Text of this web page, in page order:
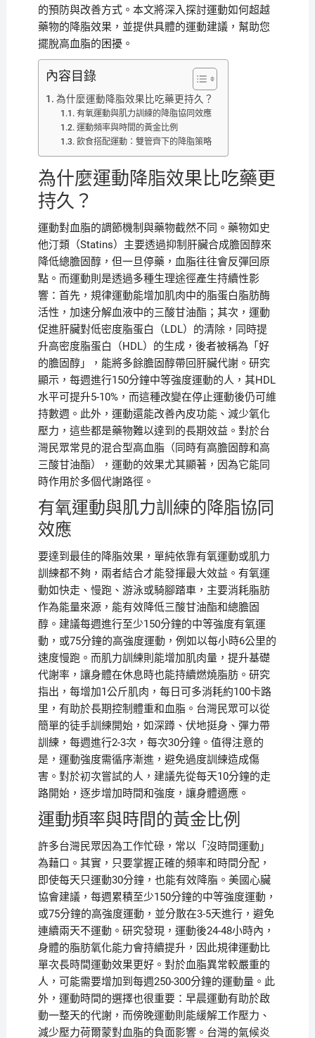
的預防與改善方式。本文將深入探討運動如何超越
藥物的降脂效果，並提供具體的運動建議，幫助您
擺脫高血脂的困擾。
內容目錄
為什麼運動降脂效果比吃藥更持久？
有氧運動與肌力訓練的降脂協同效應
運動頻率與時間的黃金比例
飲食搭配運動：雙管齊下的降脂策略
為什麼運動降脂效果比吃藥更
持久？
運動對血脂的調節機制與藥物截然不同。藥物如史
他汀類（Statins）主要透過抑制肝臟合成膽固醇來
降低總膽固醇，但一旦停藥，血脂往往會反彈回原
點。而運動則是透過多種生理途徑產生持續性影
響：首先，規律運動能增加肌肉中的脂蛋白脂肪酶
活性，加速分解血液中的三酸甘油酯；其次，運動
促進肝臟對低密度脂蛋白（LDL）的清除，同時提
升高密度脂蛋白（HDL）的生成，後者被稱為「好
的膽固醇」，能將多餘膽固醇帶回肝臟代謝。研究
顯示，每週進行150分鐘中等強度運動的人，其HDL
水平可提升5-10%，而這種改變在停止運動後仍可維
持數週。此外，運動還能改善內皮功能、減少氧化
壓力，這些都是藥物難以達到的長期效益。對於台
灣民眾常見的混合型高血脂（同時有高膽固醇和高
三酸甘油酯），運動的效果尤其顯著，因為它能同
時作用於多個代謝路徑。
有氧運動與肌力訓練的降脂協同
效應
要達到最佳的降脂效果，單純依靠有氧運動或肌力
訓練都不夠，兩者結合才能發揮最大效益。有氧運
動如快走、慢跑、游泳或騎腳踏車，主要消耗脂肪
作為能量來源，能有效降低三酸甘油酯和總膽固
醇。建議每週進行至少150分鐘的中等強度有氧運
動，或75分鐘的高強度運動，例如以每小時6公里的
速度慢跑。而肌力訓練則能增加肌肉量，提升基礎
代謝率，讓身體在休息時也能持續燃燒脂肪。研究
指出，每增加1公斤肌肉，每日可多消耗約100卡路
里，有助於長期控制體重和血脂。台灣民眾可以從
簡單的徒手訓練開始，如深蹲、伏地挺身、彈力帶
訓練，每週進行2-3次，每次30分鐘。值得注意的
是，運動強度需循序漸進，避免過度訓練造成傷
害。對於初次嘗試的人，建議先從每天10分鐘的走
路開始，逐步增加時間和強度，讓身體適應。
運動頻率與時間的黃金比例
許多台灣民眾因為工作忙碌，常以「沒時間運動」
為藉口。其實，只要掌握正確的頻率和時間分配，
即使每天只運動30分鐘，也能有效降脂。美國心臟
協會建議，每週累積至少150分鐘的中等強度運動，
或75分鐘的高強度運動，並分散在3-5天進行，避免
連續兩天不運動。研究發現，運動後24-48小時內，
身體的脂肪氧化能力會持續提升，因此規律運動比
單次長時間運動效果更好。對於血脂異常較嚴重的
人，可能需要增加到每週250-300分鐘的運動量。此
外，運動時間的選擇也很重要：早晨運動有助於啟
動一整天的代謝，而傍晚運動則能緩解工作壓力、
減少壓力荷爾蒙對血脂的負面影響。台灣的氣候炎